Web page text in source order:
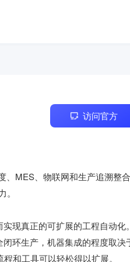
访问官方
、MES、物联网和生产追溯整合
现真正的可扩展的工程自动化
环生产，机器集成的程度取决
和工具可以轻松得以扩展。